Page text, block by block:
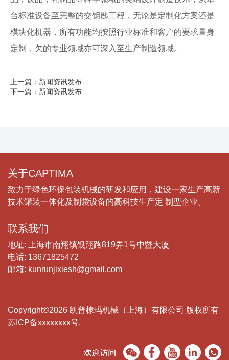
台标准设备至完整的交钥匙工程，无论是定制化方案还是
模块化机器，所有功能均按照行业标准和客户的要求量身
定制，欠的专业领域亦可深入至生产制造领域。
上一篇：新闻资讯发布
下一篇：新闻资讯发布
关于CAPTIMA
致力于绿色环保包装机械的研发和应用，建设一家生产高新
技术罐装一体化及制袋设备的高科技生产定 制型企业。
联系我们
地址: 上海市南翔镇银翔路819弄1号中暨大厦
电话: 13671825472
邮箱: kunrunjixiesh@gmail.com
Copyright©2026 凯普棣玛机械（上海）有限公司 版权所有
苏ICP备xxxxxxxx号.